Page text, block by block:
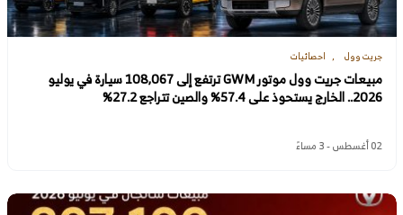
جريت وول احصائيات
مبيعات جريت وول موتور GWM ترتفع إلى 108,067 سيارة في يوليو
2026.. الخارج يستحوذ على 57.4% والصين تتراجع 27.2%
02 أغسطس - 3 مساءً